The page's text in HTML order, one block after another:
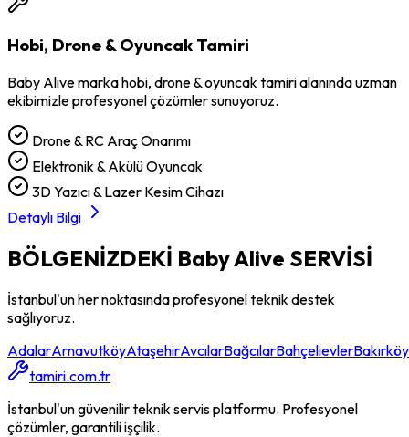
Hobi, Drone & Oyuncak Tamiri
Baby Alivemarkahobi, drone & oyuncak tamirialanında uzman
ekibimizle profesyonel çözümler sunuyoruz.
Drone & RC Araç Onarımı
Elektronik & Akülü Oyuncak
3D Yazıcı & Lazer Kesim Cihazı
Detaylı Bilgi
BÖLGENİZDEKİ Baby Alive SERVİSİ
İstanbul'un her noktasında profesyonel teknik destek
sağlıyoruz.
AdalarArnavutköyAtaşehirAvcılarBağcılarBahçelievlerBakırköy
tamiri.com.tr
İstanbul'un güvenilir teknik servis platformu. Profesyonel
çözümler, garantili işçilik.